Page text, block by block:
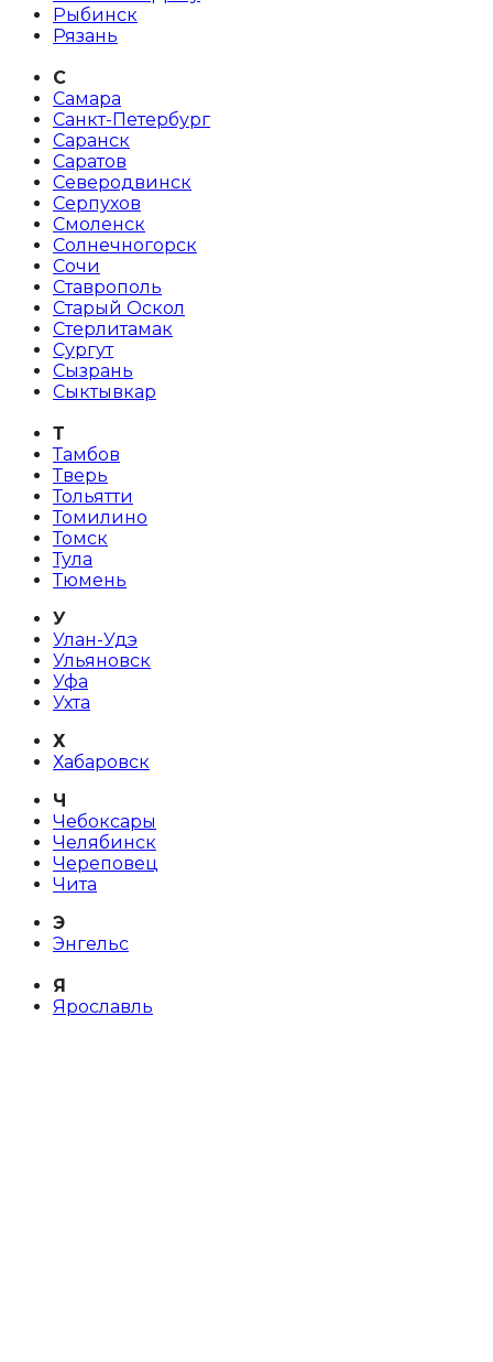
Рыбинск
Рязань
С
Самара
Санкт-Петербург
Саранск
Саратов
Северодвинск
Серпухов
Смоленск
Солнечногорск
Сочи
Ставрополь
Старый Оскол
Стерлитамак
Сургут
Сызрань
Сыктывкар
Т
Тамбов
Тверь
Тольятти
Томилино
Томск
Тула
Тюмень
У
Улан-Удэ
Ульяновск
Уфа
Ухта
Х
Хабаровск
Ч
Чебоксары
Челябинск
Череповец
Чита
Э
Энгельс
Я
Ярославль